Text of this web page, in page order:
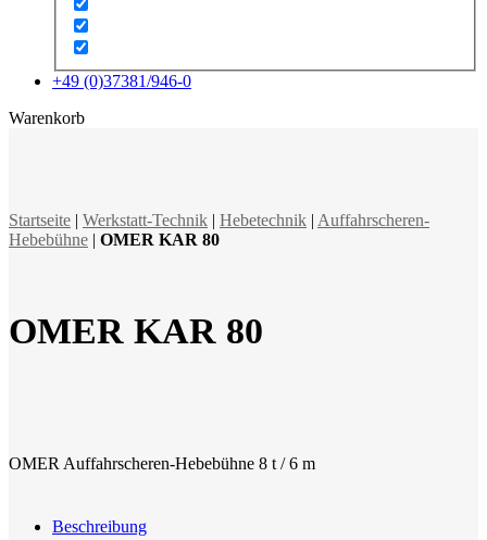
+49 (0)37381/946-0
Warenkorbx
Startseite | Werkstatt-Technik | Hebetechnik | Auffahrscheren-
Hebebühne | OMER KAR 80
OMER KAR 80
OMER Auffahrscheren-Hebebühne 8 t / 6 m
Beschreibung